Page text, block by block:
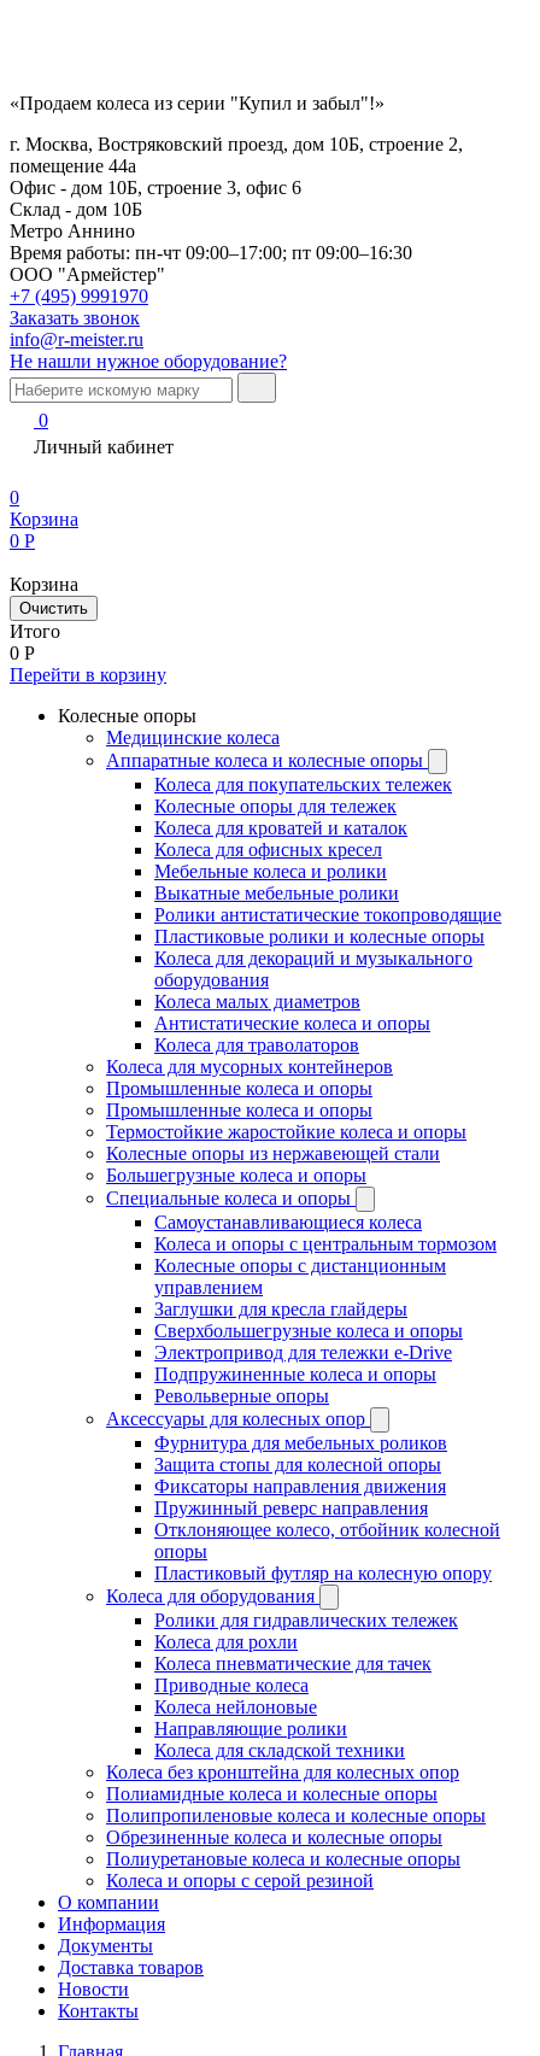
«Продаем колеса из серии "Купил и забыл"!»
г. Москва, Востряковский проезд, дом 10Б, строение 2,
помещение 44а
Офис - дом 10Б, строение 3, офис 6
Склад - дом 10Б
Метро Аннино
Время работы: пн-чт 09:00–17:00; пт 09:00–16:30
ООО "Армейстер"
+7 (495) 9991970
Заказать звонок
info@r-meister.ru
Не нашли нужное оборудование?
0
Личный кабинет
0
Корзина
0 Р
Корзина
Очистить
Итого
0 Р
Перейти в корзину
Колесные опоры
Медицинские колеса
Аппаратные колеса и колесные опоры
Колеса для покупательских тележек
Колесные опоры для тележек
Колеса для кроватей и каталок
Колеса для офисных кресел
Мебельные колеса и ролики
Выкатные мебельные ролики
Ролики антистатические токопроводящие
Пластиковые ролики и колесные опоры
Колеса для декораций и музыкального
оборудования
Колеса малых диаметров
Антистатические колеса и опоры
Колеса для траволаторов
Колеса для мусорных контейнеров
Промышленные колеса и опоры
Промышленные колеса и опоры
Термостойкие жаростойкие колеса и опоры
Колесные опоры из нержавеющей стали
Большегрузные колеса и опоры
Специальные колеса и опоры
Самоустанавливающиеся колеса
Колеса и опоры с центральным тормозом
Колесные опоры с дистанционным
управлением
Заглушки для кресла глайдеры
Сверхбольшегрузные колеса и опоры
Электропривод для тележки e-Drive
Подпружиненные колеса и опоры
Револьверные опоры
Аксессуары для колесных опор
Фурнитура для мебельных роликов
Защита стопы для колесной опоры
Фиксаторы направления движения
Пружинный реверс направления
Отклоняющее колесо, отбойник колесной
опоры
Пластиковый футляр на колесную опору
Колеса для оборудования
Ролики для гидравлических тележек
Колеса для рохли
Колеса пневматические для тачек
Приводные колеса
Колеса нейлоновые
Направляющие ролики
Колеса для складской техники
Колеса без кронштейна для колесных опор
Полиамидные колеса и колесные опоры
Полипропиленовые колеса и колесные опоры
Обрезиненные колеса и колесные опоры
Полиуретановые колеса и колесные опоры
Колеса и опоры с серой резиной
О компании
Информация
Документы
Доставка товаров
Новости
Контакты
Главная